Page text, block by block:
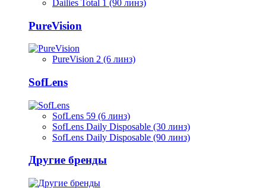
Dailies Total 1 (90 линз)
PureVision
PureVision 2 (6 линз)
SofLens
SofLens 59 (6 линз)
SofLens Daily Disposable (30 линз)
SofLens Daily Disposable (90 линз)
Другие бренды